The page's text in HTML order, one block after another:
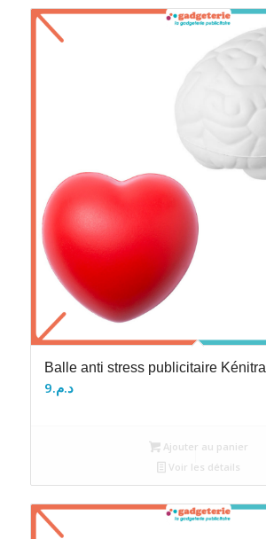
Balle anti stress publicitaire Kénitra
د.م.9
Ajouter au panier
Voir les détails